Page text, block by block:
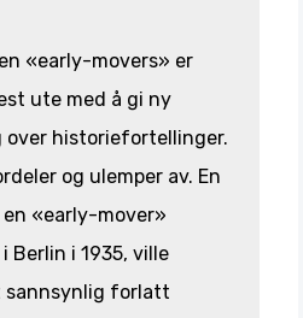
«early-movers» er
ute med å gi ny
historiefortellinger.
og ulemper av. En
«early-mover»
Berlin i 1935, ville
sannsynlig forlatt